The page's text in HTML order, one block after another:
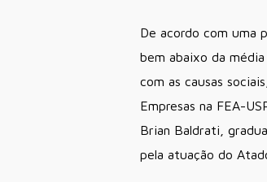
De acordo com uma
bem abaixo da
com as causas
Empresas na FEA-
Brian Baldrati,
pela atuação do